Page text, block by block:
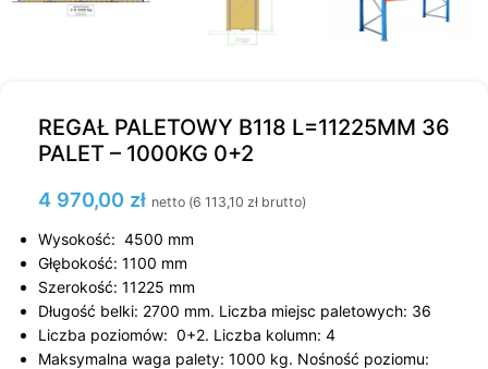
REGAŁ PALETOWY B118 L=11225MM 36
PALET – 1000KG 0+2
4 970,00 zł netto (6 113,10 zł brutto)
Wysokość: 4500 mm
Głębokość: 1100 mm
Szerokość: 11225 mm
Długość belki: 2700 mm. Liczba miejsc paletowych: 36
Liczba poziomów: 0+2. Liczba kolumn: 4
Maksymalna waga palety: 1000 kg. Nośność poziomu: